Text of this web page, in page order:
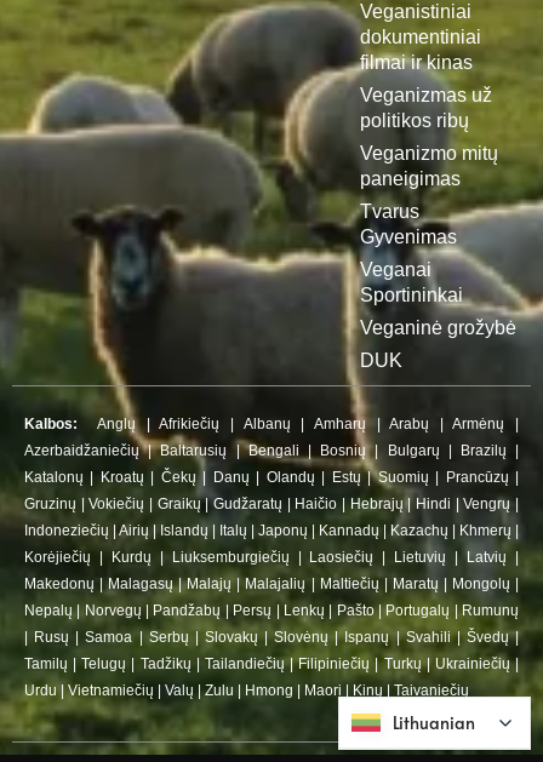
Veganistiniai
dokumentiniai
filmai ir kinas
Veganizmas už
politikos ribų
Veganizmo mitų
paneigimas
Tvarus
Gyvenimas
Veganai
Sportininkai
Veganinė grožybė
DUK
Kalbos: Anglų|Afrikiečių Albanų Amharų |Arabų |Armėnų
Azerbaidžaniečių|Baltarusių |Bengali Bosnių | Bulgarų Brazilų
Katalonų
Kroatų Čekų| Danų Olandų Estų |Suomių Prancūzų
Gruzinų |Vokiečių Graikų|Gudžaratų Haičio Hebrajų Hindi |Vengrų|
Indoneziečių
Airių Islandų Italų Japonų Kannadų Kazachų Khmerų
Korėjiečių
Kurdų Liuksemburgiečių Laosiečių Lietuvių Latvių
Makedonų |Malagasų|Malajų | Malajalių Maltiečių Maratų Mongolų
Nepalų| Norvegų Pandžabų Persų Lenkų Pašto| Portugalų |Rumunų
Rusų |Samoa | Serbų Slovakų|Slovėnų |Ispanų|Svahili| Švedų|
Tamilų |Telugų Tadžikų Tailandiečių|Filipiniečių | Turkų| Ukrainiečių|
Urdu|Vietnamiečių Valų |Zulu Hmong Maori Kinų Taivaniečių
Lithuanian
Lithuanian